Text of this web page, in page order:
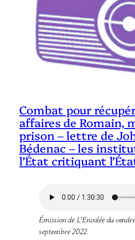
Combat pour
affaires de Romain,
prison – lettre de
Bédenac – les
l’État critiquant
Émission de L’Envolée du
septembre 2022.